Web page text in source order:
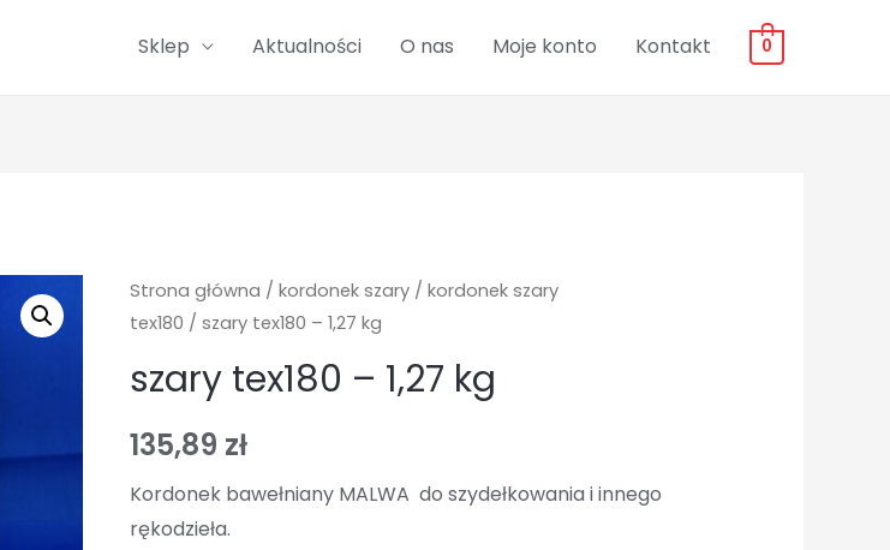
Sklep Aktualności O nas Moje konto Kontakt 0
Strona główna /kordonek szary /kordonek szary
tex180 / szary tex180 – 1,27 kg
szary tex180 – 1,27 kg
135,89 zł
Kordonek bawełniany MALWA do szydełkowania i innego
rękodzieła.